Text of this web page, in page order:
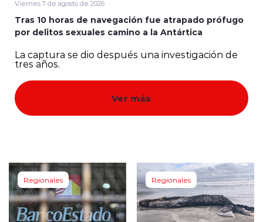
Quienes Somos
Viernes 7 de agosto de 2026
Tras 10 horas de navegación fue atrapado prófugo
por delitos sexuales camino a la Antártica
La captura se dio después una investigación de
tres años.
Ver más
Regionales Regionales